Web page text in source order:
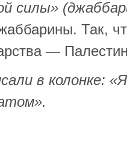
силы»
Так,
—
в колонке: